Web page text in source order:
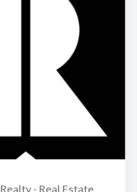
- Real Estate